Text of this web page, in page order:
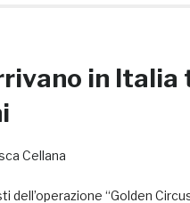
in Italia
Cellana
dell’operazione “Golden